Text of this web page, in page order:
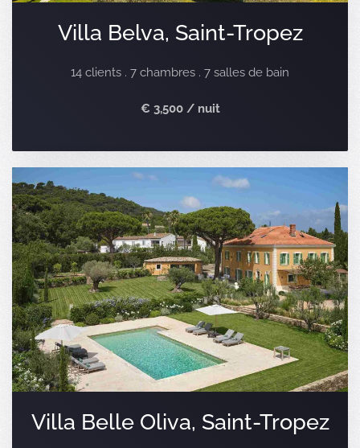
Villa Belva, Saint-Tropez
14 clients . 7 chambres . 7 salles de bain
€ 3,500 / nuit
Villa Belle Oliva, Saint-Tropez